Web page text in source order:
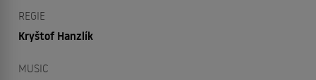
REGIE
Kryštof Hanzlík
MUSIC